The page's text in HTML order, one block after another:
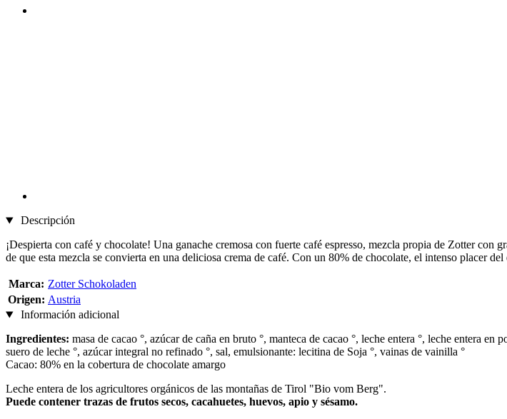
Descripción
¡Despierta con café y chocolate! Una ganache cremosa con fuerte café espresso, mezcla propia de Zotter
de que esta mezcla se convierta en una deliciosa crema de café. Con un 80% de chocolate, el intenso placer del
Marca: Zotter Schokoladen
Origen: Austria
Información adicional
Ingredientes: masa de cacao °, azúcar de caña en bruto °, manteca de cacao °, leche entera °, leche entera
suero de leche °, azúcar integral no refinado °, sal, emulsionante: lecitina de Soja °, vainas de vainilla °
Cacao: 80% en la cobertura de chocolate amargo
Leche entera de los agricultores orgánicos de las montañas de Tirol "Bio vom Berg".
Puede contener trazas de frutos secos, cacahuetes, huevos, apio y sésamo.